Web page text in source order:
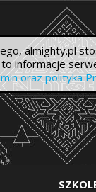
almighty.pl
informacje
oraz polityka